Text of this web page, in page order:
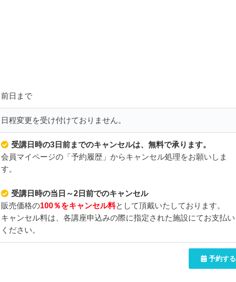
前日まで
日程変更を受け付けておりません。
受講日時の3日前までのキャンセルは、無料で承ります。
会員マイページの「予約履歴」からキャンセル処理をお願いしま
す。
受講日時の当日～2日前でのキャンセル
販売価格の100％をキャンセル料として頂戴いたしております。
キャンセル料は、各講座申込みの際に指定された施設にてお支払い
ください。
予約する